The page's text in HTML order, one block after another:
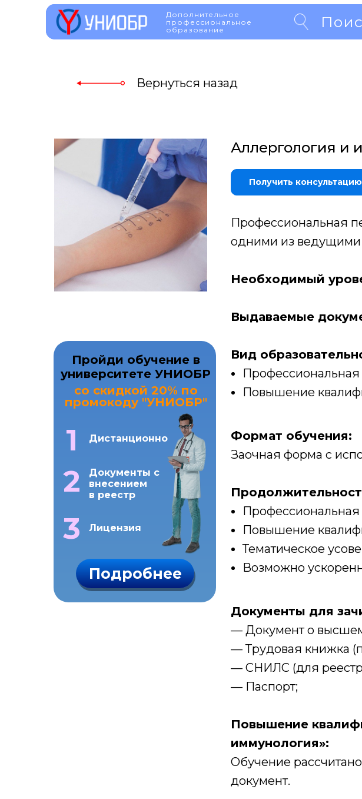
Дополнительное
профессиональное
образование
Дополнительное
профессионально
образование
Вернуться назад
Пройди обучение в
университете УНИОБР
со скидкой 20% по
промокоду "УНИОБР"
1
2
3
Дистанционно
Документы с
внесением
в реестр
Лицензия
Подробнее
Аллергология и
Получить консультацию
Профессиональная
одними из ведущими
Необходимый
Выдаваемые
Вид
Профессиональная
Повышение
Формат обучения:
Заочная форма с
Профессиональная
Повышение
Тематическое
Возможно
Документы для
— Документ о
— Трудовая книжка
— СНИЛС (для
— Паспорт;
Повышение
иммунология»:
Обучение
документ.